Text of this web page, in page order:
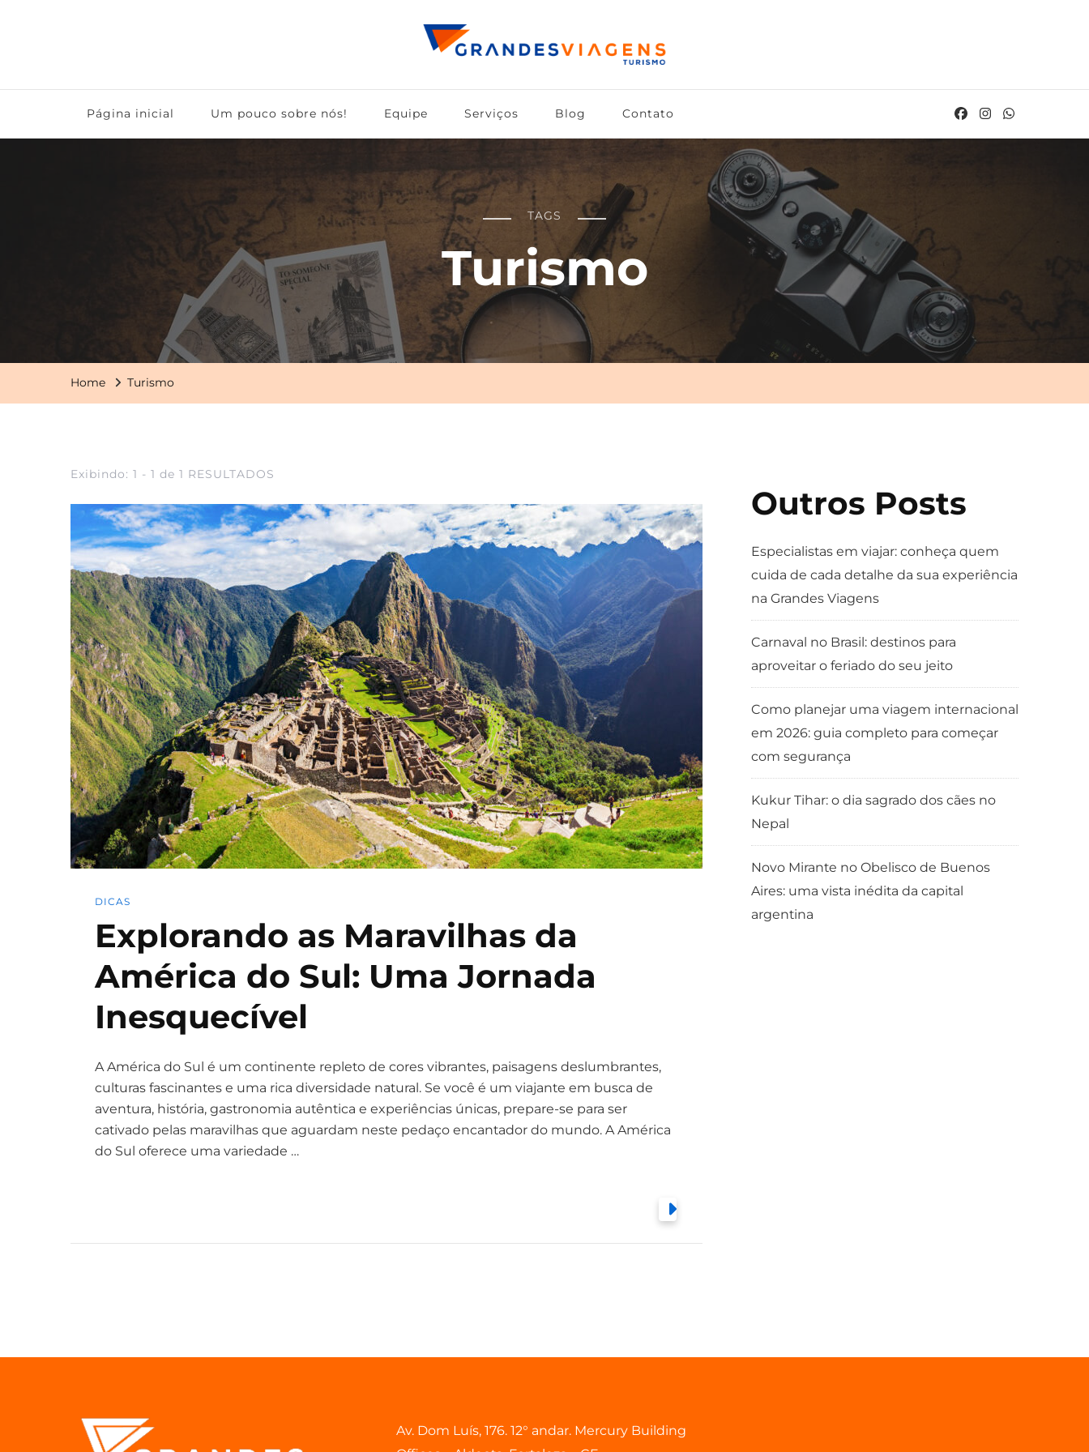
Página inicial Um pouco sobre nós! Equipe Serviços Blog Contato
TAGS
Turismo
Home Turismo
Exibindo: 1 - 1 de 1 RESULTADOS
DICAS
Explorando as Maravilhas da
América do Sul: Uma Jornada
Inesquecível
A América do Sul é um continente repleto de cores vibrantes, paisagens deslumbrantes,
culturas fascinantes e uma rica diversidade natural. Se você é um viajante em busca de
aventura, história, gastronomia autêntica e experiências únicas, prepare-se para ser
cativado pelas maravilhas que aguardam neste pedaço encantador do mundo. A América
do Sul oferece uma variedade …
Outros Posts
Especialistas em viajar: conheça quem
cuida de cada detalhe da sua experiência
na Grandes Viagens
Carnaval no Brasil: destinos para
aproveitar o feriado do seu jeito
Como planejar uma viagem internacional
em 2026: guia completo para começar
com segurança
Kukur Tihar: o dia sagrado dos cães no
Nepal
Novo Mirante no Obelisco de Buenos
Aires: uma vista inédita da capital
argentina
Av. Dom Luís, 176. 12° andar. Mercury Building